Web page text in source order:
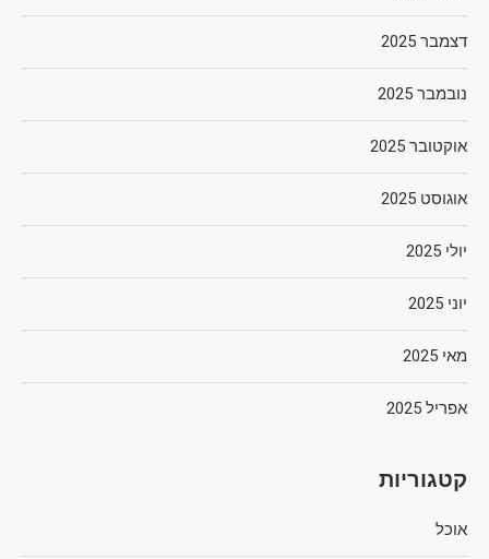
דצמבר 2025
נובמבר 2025
אוקטובר 2025
אוגוסט 2025
יולי 2025
יוני 2025
מאי 2025
אפריל 2025
קטגוריות
אוכל